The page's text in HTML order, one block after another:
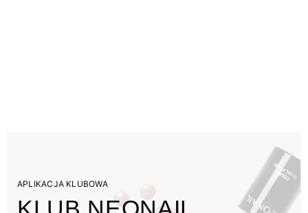
APLIKACJA KLUBOWA